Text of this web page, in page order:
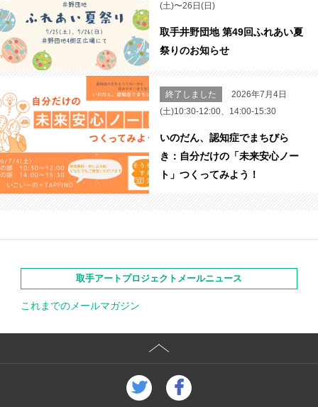
(土)〜26日(日)
取手井野団地 第49回ふれあい夏
祭りのお知らせ
終了しました
2026年7月4日
(土)10:30-12:00、14:00-15:30
いのだん、認知症でまちびら
き：自分だけの「未来安心ノー
ト」つくってみよう！
取手アートプロジェクトメールニュース
これまでのメールマガジン